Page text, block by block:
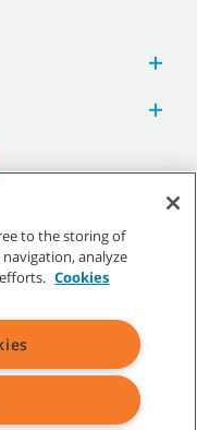
reservados.
Termos de
mencionados são
e/ou de suas afiliadas
to the storing of
analyze
Cookies